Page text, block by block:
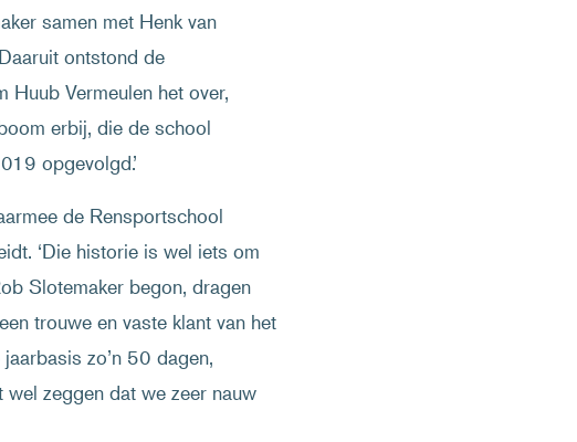
samen met Henk van
ontstond de
Huub Vermeulen het over,
erbij, die de school
opgevolgd.’
de Rensportschool
‘Die historie is wel iets om
Slotemaker begon, dragen
trouwe en vaste klant van het
zo’n 50 dagen,
zeggen dat we zeer nauw